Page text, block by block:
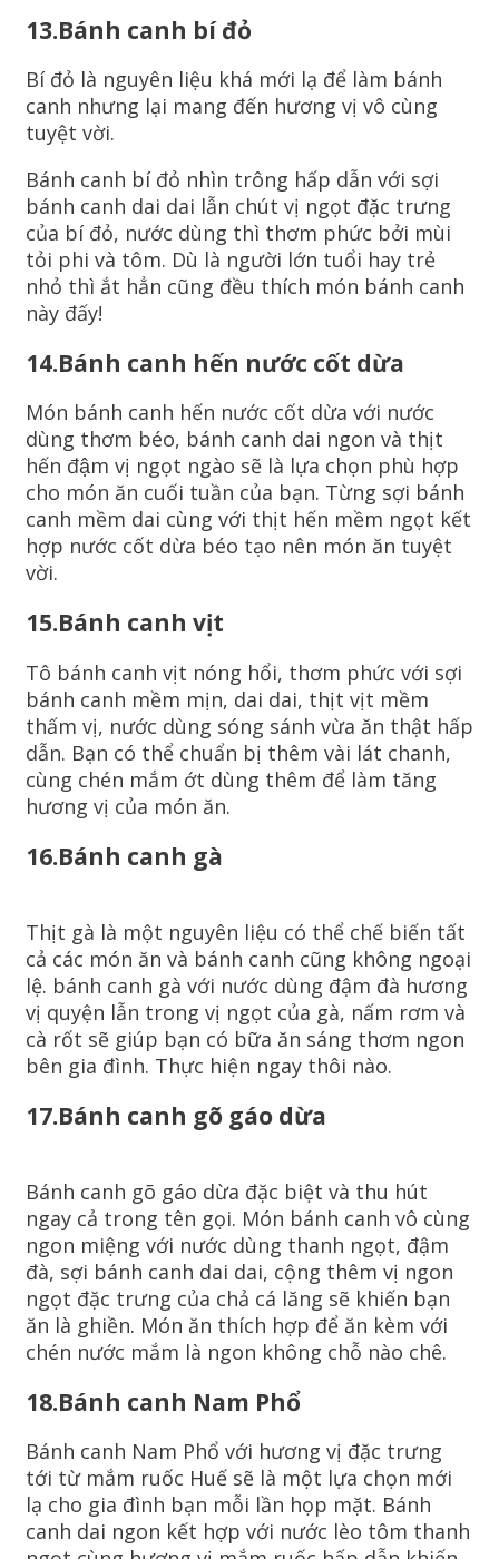
13.Bánh canh bí đỏ
Bí đỏ là nguyên liệu khá mới lạ để làm bánh
canh nhưng lại mang đến hương vị vô cùng
tuyệt vời.
Bánh canh bí đỏ nhìn trông hấp dẫn với sợi
bánh canh dai dai lẫn chút vị ngọt đặc trưng
của bí đỏ, nước dùng thì thơm phức bởi mùi
tỏi phi và tôm. Dù là người lớn tuổi hay trẻ
nhỏ thì ắt hẳn cũng đều thích món bánh canh
này đấy!
14.Bánh canh hến nước cốt dừa
Món bánh canh hến nước cốt dừa với nước
dùng thơm béo, bánh canh dai ngon và thịt
hến đậm vị ngọt ngào sẽ là lựa chọn phù hợp
cho món ăn cuối tuần của bạn. Từng sợi bánh
canh mềm dai cùng với thịt hến mềm ngọt kết
hợp nước cốt dừa béo tạo nên món ăn tuyệt
vời.
15.Bánh canh vịt
Tô bánh canh vịt nóng hổi, thơm phức với sợi
bánh canh mềm mịn, dai dai, thịt vịt mềm
thấm vị, nước dùng sóng sánh vừa ăn thật hấp
dẫn. Bạn có thể chuẩn bị thêm vài lát chanh,
cùng chén mắm ớt dùng thêm để làm tăng
hương vị của món ăn.
16.Bánh canh gà
Thịt gà là một nguyên liệu có thể chế biến tất
cả các món ăn và bánh canh cũng không ngoại
lệ. bánh canh gà với nước dùng đậm đà hương
vị quyện lẫn trong vị ngọt của gà, nấm rơm và
cà rốt sẽ giúp bạn có bữa ăn sáng thơm ngon
bên gia đình. Thực hiện ngay thôi nào.
17.Bánh canh gõ gáo dừa
Bánh canh gõ gáo dừa đặc biệt và thu hút
ngay cả trong tên gọi. Món bánh canh vô cùng
ngon miệng với nước dùng thanh ngọt, đậm
đà, sợi bánh canh dai dai, cộng thêm vị ngon
ngọt đặc trưng của chả cá lăng sẽ khiến bạn
ăn là ghiền. Món ăn thích hợp để ăn kèm với
chén nước mắm là ngon không chỗ nào chê.
18.Bánh canh Nam Phổ
Bánh canh Nam Phổ với hương vị đặc trưng
tới từ mắm ruốc Huế sẽ là một lựa chọn mới
lạ cho gia đình bạn mỗi lần họp mặt. Bánh
canh dai ngon kết hợp với nước lèo tôm thanh